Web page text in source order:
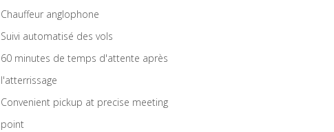
Chauffeur anglophone
Suivi automatisé des vols
60 minutes de temps d'attente après
l'atterrissage
Convenient pickup at precise meeting
point